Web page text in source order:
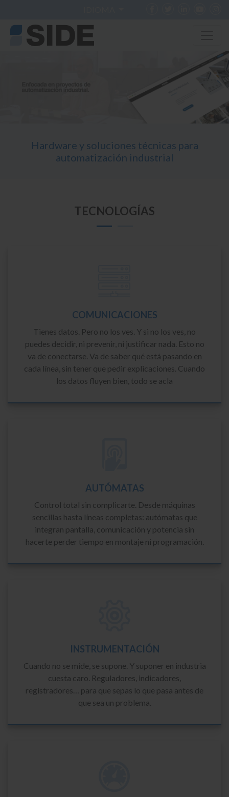
Hardware y soluciones técnicas para
automatización industrial
TECNOLOGÍAS
COMUNICACIONES
Tienes datos. Pero no los ves. Y si no los ves, no
puedes decidir, ni prevenir, ni justificar nada. Esto no
va de conectarse. Va de saber qué está pasando en
cada línea, sin tener que pedir explicaciones. Cuando
los datos fluyen bien, todo se acla
AUTÓMATAS
Control total sin complicarte. Desde máquinas
sencillas hasta líneas completas: autómatas que
integran pantalla, comunicación y potencia sin
hacerte perder tiempo en montaje ni programación.
INSTRUMENTACIÓN
Cuando no se mide, se supone. Y suponer en industria
cuesta caro. Reguladores, indicadores,
registradores… para que sepas lo que pasa antes de
que sea un problema.